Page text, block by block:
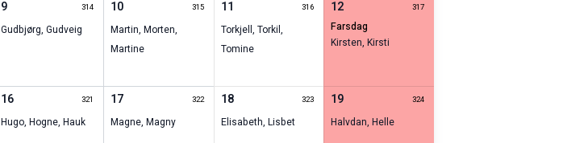
9 314
Gudbjørg, Gudveig
10 315
Martin,Morten,
Martine
11 316
Torkjell, Torkil,
Tomine
12 317
farsdag
Kirsten,Kirsti
16 321
Hugo, Hogne, Hauk
17 322
Magne,Magny
18 323
Elisabeth, Lisbet
19 324
Halvdan,Helle